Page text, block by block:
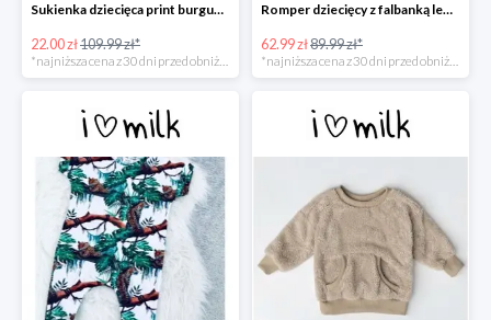
Sukienka dziecięca print burgundy flower -80%
22.00 zł109.99 zł*
*najniższa cena z 30 dni przed obniżką
Romper dziecięcy z falbanką lemonade print -30%
62.99 zł89.99 zł*
*najniższa cena z 30 dni przed obniżką